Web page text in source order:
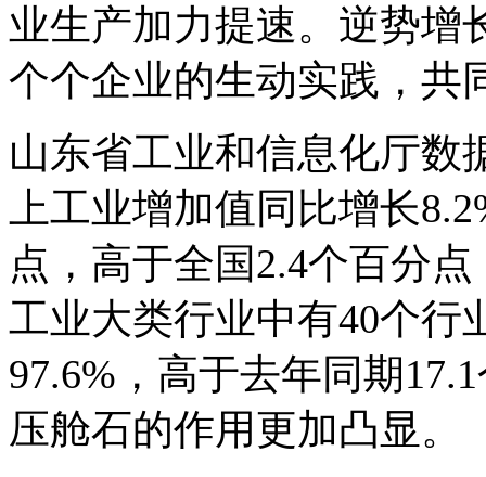
业生产加力提速。逆势
个个企业的生动实践，共
山东省工业和信息化厅数
上工业增加值同比增长
点，高于全国2.4个百分
工业大类行业中有40个行
97.6%，高于去年同期
压舱石的作用更加凸显。